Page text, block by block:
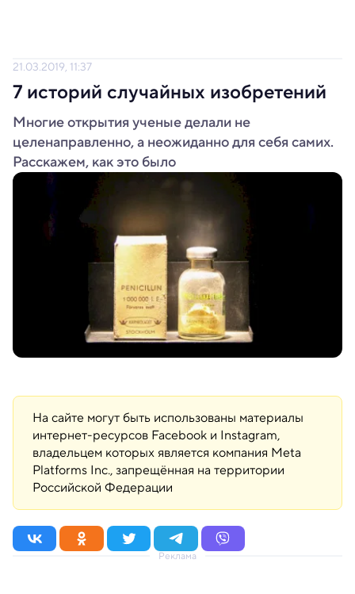
21.03.2019, 11:37
7 историй случайных изобретений
Многие открытия ученые делали не
целенаправленно, а неожиданно для себя самих.
Расскажем, как это было
На сайте могут быть использованы материалы
интернет-ресурсов Facebook и Instagram,
владельцем которых является компания Meta
Platforms Inc., запрещённая на территории
Российской Федерации
Реклама